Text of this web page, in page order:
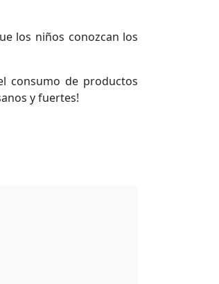
los niños conozcan los
consumo de productos
y fuertes!